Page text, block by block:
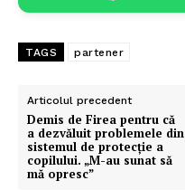
TAGS partener
Articolul precedent
Demis de Firea pentru că
a dezvăluit problemele din
sistemul de protecție a
copilului. „M-au sunat să
mă opresc”